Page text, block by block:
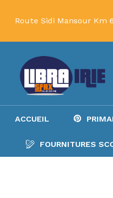
Route Sidi Mansour Km
ACCUEIL
FOURNITURES